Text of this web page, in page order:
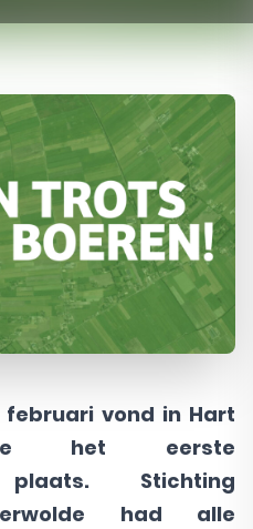
februari vond in Hart
het eerste
plaats. Stichting
had alle